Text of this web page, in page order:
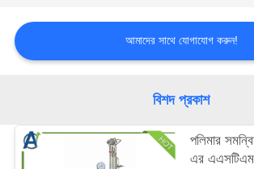
মামলা
আবেদন
আমাদের সাথে যোগাযোগ করুন!
বিশদ প্রকাশ
পলিমার
এর এএসটিএম